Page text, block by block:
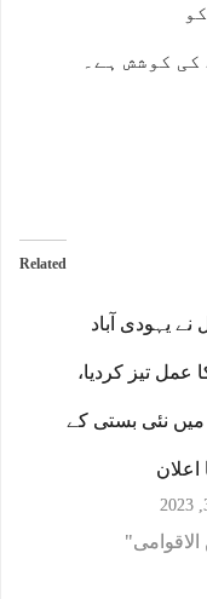
کوشش ہے۔
Related
نے یہودی آباد
عمل تیز کردیا،
میں نئی بستی کے
اعلان